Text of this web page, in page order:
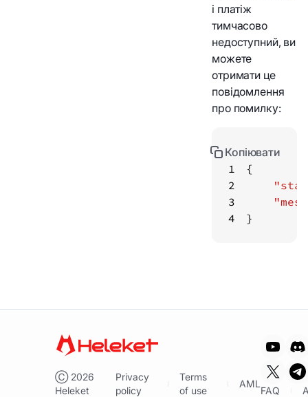
і платіж
тимчасово
недоступний, ви
можете
отримати це
повідомлення
про помилку:
1
2
3
4
}
Копіювати
Ⓒ 2026
Heleket
Privacy
policy
Terms
of use
AML
FAQ